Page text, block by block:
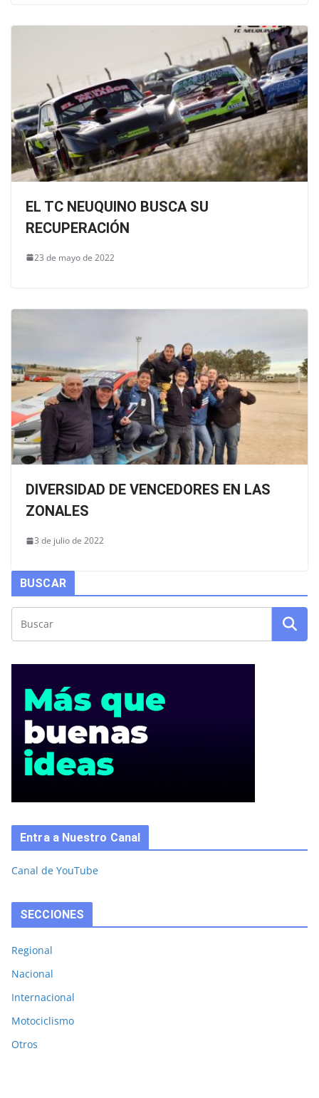
EL TC NEUQUINO BUSCA SU
RECUPERACIÓN
23 de mayo de 2022
DIVERSIDAD DE VENCEDORES EN LAS
ZONALES
3 de julio de 2022
BUSCAR
Entra a Nuestro Canal
Canal de YouTube
SECCIONES
Regional
Nacional
Internacional
Motociclismo
Otros